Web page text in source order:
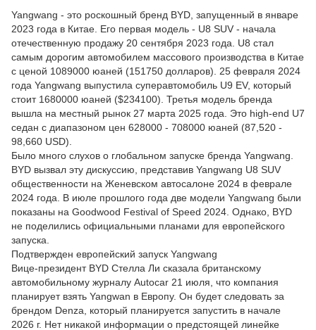
Yangwang - это роскошный бренд BYD, запущенный в январе
2023 года в Китае. Его первая модель - U8 SUV - начала
отечественную продажу 20 сентября 2023 года. U8 стал
самым дорогим автомобилем массового производства в Китае
с ценой 1089000 юаней (151750 долларов). 25 февраля 2024
года Yangwang выпустила суперавтомобиль U9 EV, который
стоит 1680000 юаней ($234100). Третья модель бренда
вышла на местный рынок 27 марта 2025 года. Это high-end U7
седан с диапазоном цен 628000 - 708000 юаней (87,520 -
98,660 USD).
Было много слухов о глобальном запуске бренда Yangwang.
BYD вызвал эту дискуссию, представив Yangwang U8 SUV
общественности на Женевском автосалоне 2024 в феврале
2024 года. В июле прошлого года две модели Yangwang были
показаны на Goodwood Festival of Speed 2024. Однако, BYD
не поделились официальными планами для европейского
запуска.
Подтвержден европейский запуск Yangwang
Вице-президент BYD Стелла Ли сказала британскому
автомобильному журналу Autocar 21 июля, что компания
планирует взять Yangwan в Европу. Он будет следовать за
брендом Denza, который планируется запустить в начале
2026 г. Нет никакой информации о предстоящей линейке